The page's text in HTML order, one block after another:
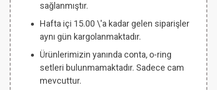
sağlanmıştır.
Hafta içi 15.00 \'a kadar gelen siparişler
aynı gün kargolanmaktadır.
Ürünlerimizin yanında conta, o-ring
setleri bulunmamaktadır. Sadece cam
mevcuttur.